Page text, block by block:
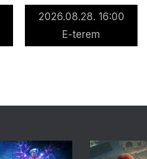
2026.08.28. 16:00
E-terem